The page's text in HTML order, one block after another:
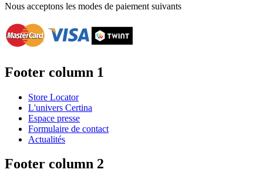
Nous acceptons les modes de paiement suivants
Footer column 1
Store Locator
L'univers Certina
Espace presse
Formulaire de contact
Actualités
Footer column 2